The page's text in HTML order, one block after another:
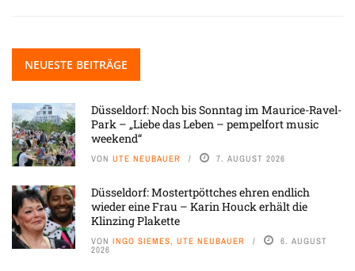
NEUESTE BEITRÄGE
Düsseldorf: Noch bis Sonntag im Maurice-Ravel-
Park – „Liebe das Leben – pempelfort music
weekend“
VON UTE NEUBAUER 7. AUGUST 2026
Düsseldorf: Mostertpöttches ehren endlich
wieder eine Frau – Karin Houck erhält die
Klinzing Plakette
VON INGO SIEMES, UTE NEUBAUER 6. AUGUST
2026